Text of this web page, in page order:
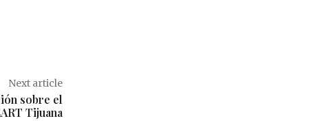
Next article
sobre el
Tijuana